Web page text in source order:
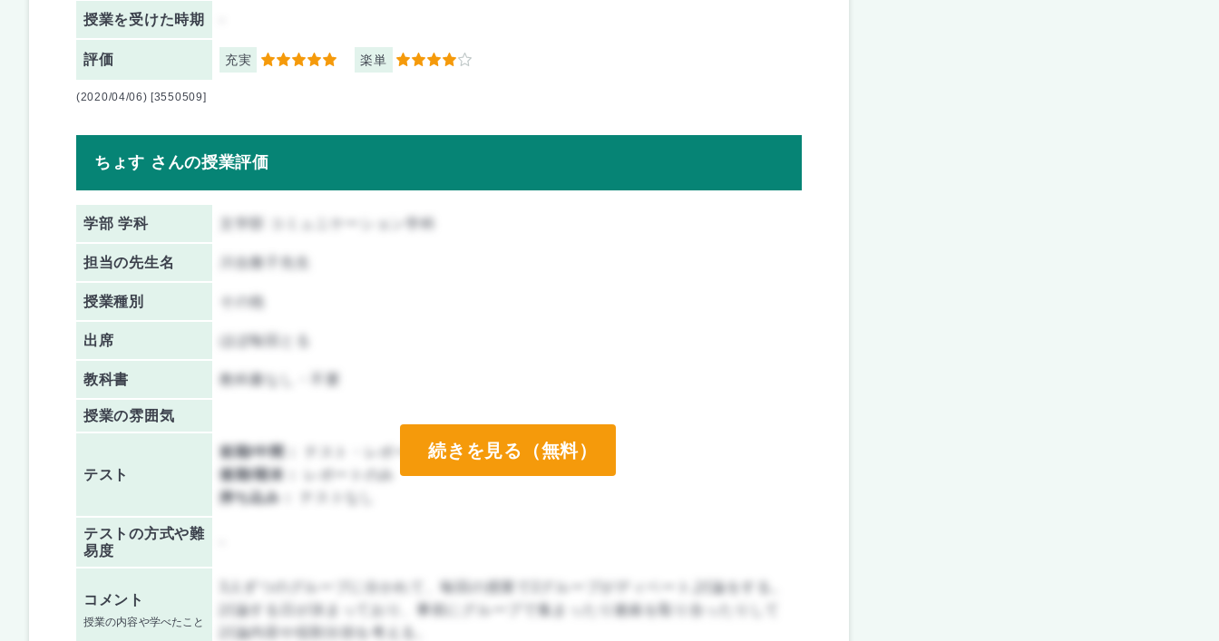
授業を受けた時期
評価 充実 5 楽単 4
(2020/04/06) [3550509]
ちょす さんの授業評価
学部 学科
担当の先生名 川合雅子先生
授業種別 その他
出席 ほぼ毎回とる
教科書 教科書なし・不要
授業の雰囲気
テスト
前期/中間：
テスト・レポート両方なし
後期/期末：
レポートのみ
持ち込み：
テストの方式や難
易度
コメント
授業の内容や学べたこと
3人ずつのグループに分かれて、毎回の授業で2グループがディベート,討論をする。
討論する日が決まっており、事前にグループで集まったり連絡を取り合ったりして
討論内容や役割分担を考える。
続きを見る（無料）